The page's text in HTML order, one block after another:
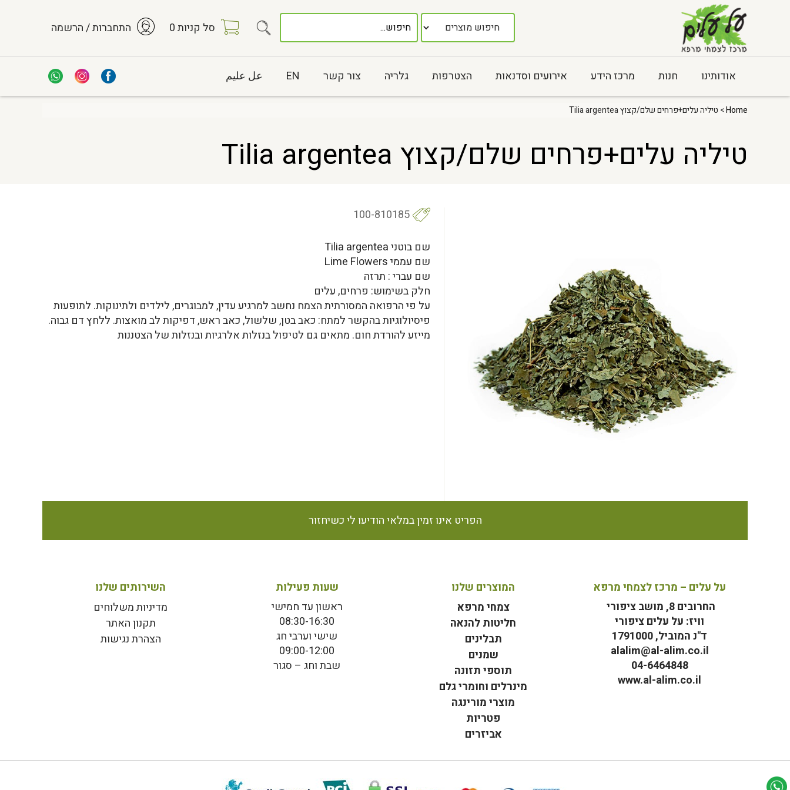
סל קניות0 התחברות / הרשמה
אודותינו חנות מרכז הידע אירועים וסדנאות הצטרפות גלריה צור קשר EN عل عليم
Home> טיליה עלים+פרחים שלם/קצוץ Tilia argentea
טיליה עלים+פרחים שלם/קצוץ Tilia argentea
100-810185
שם בוטני Tilia argentea
שם עממי Lime Flowers
שם עברי : תרזה
חלק בשימוש: פרחים, עלים
על פי הרפואה המסורתית הצמח נחשב למרגיע עדין, למבוגרים, לילדים ולתינוקות. לתופעות
פיסיולוגיות בהקשר למתח: כאב בטן, שלשול, כאב ראש, דפיקות לב מואצות. ללחץ דם גבוה.
מייזע להורדת חום. מתאים גם לטיפול בנזלות אלרגיות ובנזלות של הצטננות
הפריט אינו זמין במלאי הודיעו לי כשיחזור
על עלים – מרכז לצמחי מרפא
החרובים 8, מושב ציפורי
וויז: על עלים ציפורי
ד"נ המוביל, 1791000
alalim@al-alim.co.il
04-6464848
www.al-alim.co.il
המוצרים שלנו
צמחי מרפא
חליטות להנאה
תבלינים
שמנים
תוספי תזונה
מינרלים וחומרי גלם
מוצרי מורינגה
פטריות
אביזרים
שעות פעילות
ראשון עד חמישי
08:30-16:30
שישי וערבי חג
09:00-12:00
שבת וחג – סגור
השירותים שלנו
מדיניות משלוחים
תקנון האתר
הצהרת נגישות